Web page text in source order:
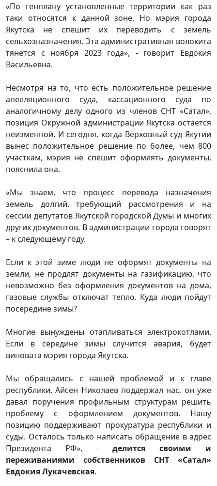
«По генплану установленные территории как раз
таки относятся к данной зоне. Но мэрия города
Якутска не спешит их переводить с земель
сельхозназначения. Эта административная волокита
тянется с ноября 2023 года», - говорит Евдокия
Васильевна.
Несмотря на то, что есть положительное решение
апелляционного суда, кассационного суда по
аналогичному делу одного из членов СНТ «Сатал»,
позиция Окружной администрации Якутска остается
неизменной. И сегодня, когда Верховный суд Якутии
вынес положительное решение по более, чем 800
участкам, мэрия не спешит оформлять документы,
пояснила она.
«Мы знаем, что процесс перевода назначения
земель долгий, требующий рассмотрения и на
сессии депутатов Якутской городской Думы и многих
других документов. В администрации города говорят
– к следующему году.
Если к этой зиме люди не оформят документы на
земли, не продлят документы на газификацию, что
невозможно без оформления документов на дома,
газовые службы отключат тепло. Куда люди пойдут
посередине зимы?
Многие вынуждены отапливаться электрокотлами.
Если в середине зимы случится авария, будет
виновата мэрия города Якутска.
Мы обращались с нашей проблемой и к главе
республики, Айсен Николаев поддержал нас, он уже
давал поручения профильным структурам решить
проблему с оформлением документов. Нашу
позицию поддерживают прокуратура республики и
суды. Осталось только написать обращение в адрес
Президента РФ», -делится своими и
переживаниями собственников СНТ «Сатал»
Евдокия Лукачевская.